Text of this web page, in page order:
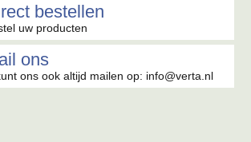
bestellen
uw producten
ons
ons ook altijd mailen op: info@verta.nl